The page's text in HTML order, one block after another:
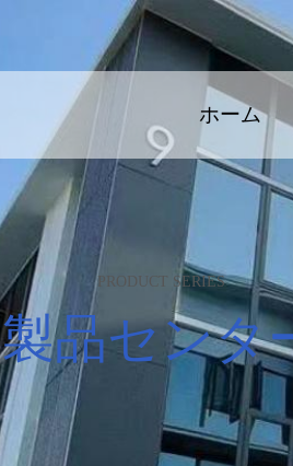
ホーム
PRODUCT SERIES
製品センタ